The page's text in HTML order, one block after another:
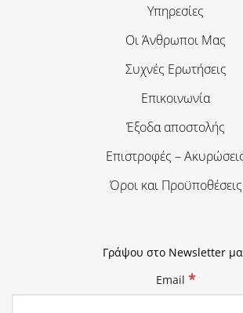
Υπηρεσίες
Οι Άνθρωποι Μας
Συχνές Ερωτήσεις
Επικοινωνία
Έξοδα αποστολής
Επιστροφές –
Όροι και Προϋποθέσεις
Γράψου στο Newsletter
Email *